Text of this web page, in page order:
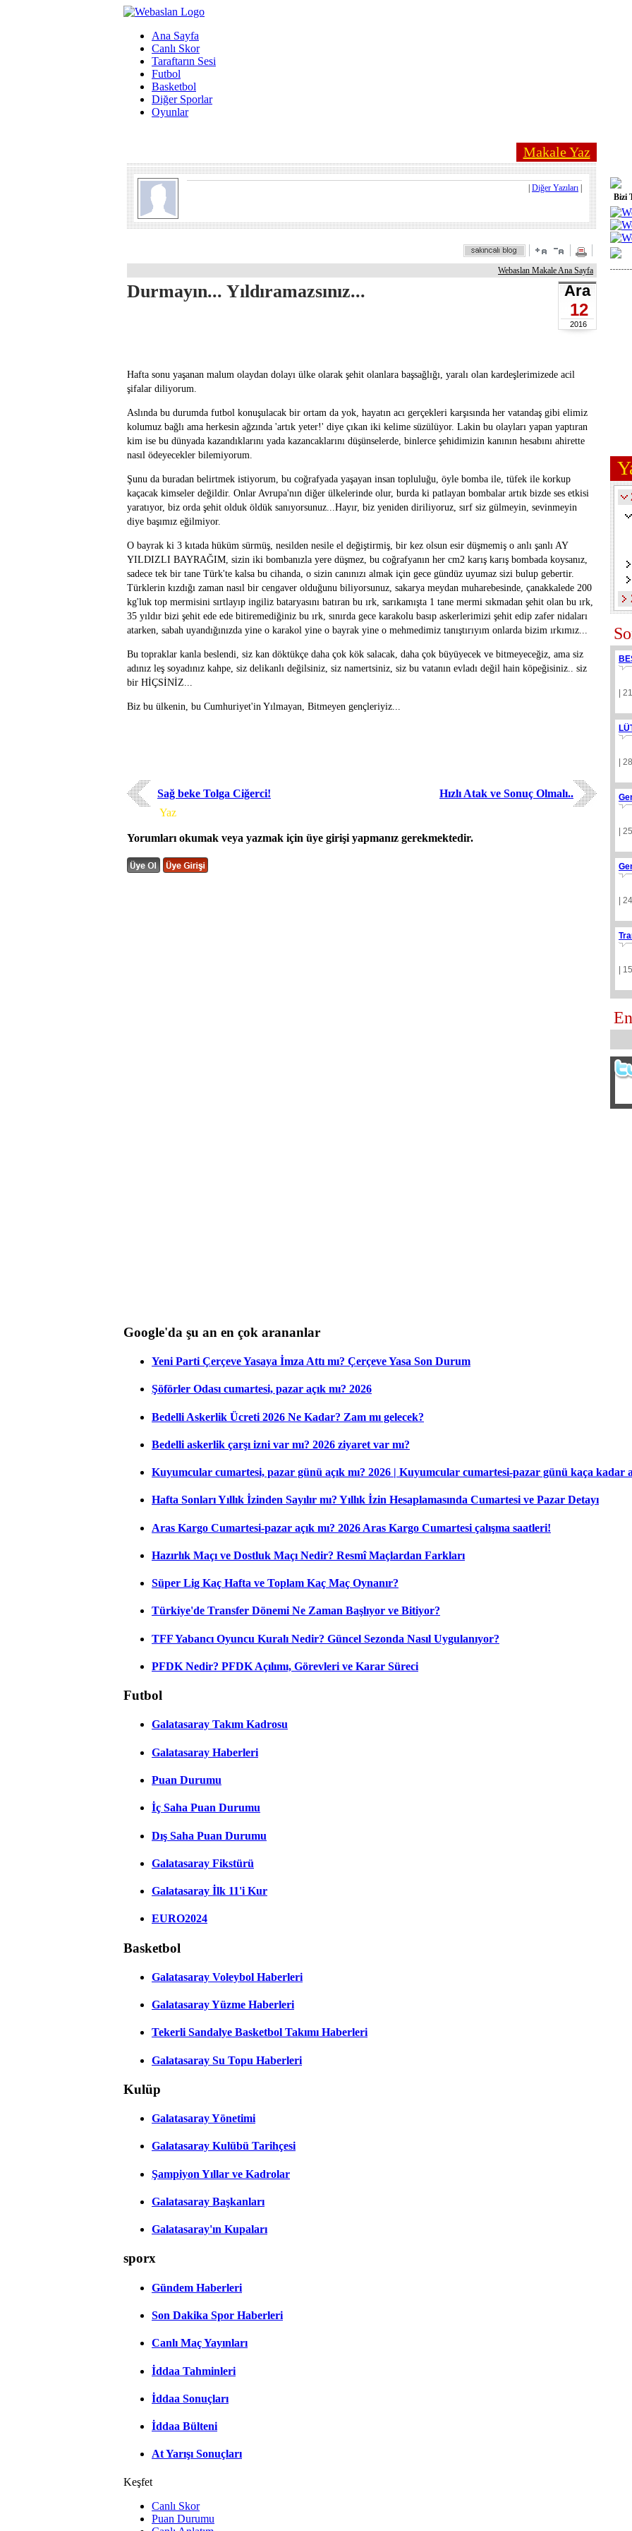
Ana Sayfa
Canlı Skor
Taraftarın Sesi
Futbol
Basketbol
Diğer Sporlar
Oyunlar
Makale Yaz
Diğer Yazıları
Webaslan Makale Ana Sayfa
Durmayın... Yıldıramazsınız... Ara
12
2016
Hafta sonu yaşanan malum olaydan dolayı ülke olarak şehit olanlara başsağlığı, yaralı olan kardeşlerimizede acil
şifalar diliyorum.
Aslında bu durumda futbol konuşulacak bir ortam da yok, hayatın acı gerçekleri karşısında her vatandaş gibi elimiz
kolumuz bağlı ama herkesin ağzında 'artık yeter!' diye çıkan iki kelime süzülüyor. Lakin bu olayları yapan yaptıran
kim ise bu dünyada kazandıklarını yada kazancaklarını düşünselerde, binlerce şehidimizin kanının hesabını ahirette
nasıl ödeyecekler bilemiyorum.
Şunu da buradan belirtmek istiyorum, bu coğrafyada yaşayan insan topluluğu, öyle bomba ile, tüfek ile korkup
kaçacak kimseler değildir. Onlar Avrupa'nın diğer ülkelerinde olur, burda ki patlayan bombalar artık bizde ses etkisi
yaratıyor, biz orda şehit olduk öldük sanıyorsunuz...Hayır, biz yeniden diriliyoruz, sırf siz gülmeyin, sevinmeyin
diye başımız eğilmiyor.
O bayrak ki 3 kıtada hüküm sürmüş, nesilden nesile el değiştirmiş, bir kez olsun esir düşmemiş o anlı şanlı AY
YILDIZLI BAYRAĞIM, sizin iki bombanızla yere düşmez, bu coğrafyanın her cm2 karış karış bombada koysanız,
sadece tek bir tane Türk'te kalsa bu cihanda, o sizin canınızı almak için gece gündüz uyumaz sizi bulup gebertir.
Türklerin kızdığı zaman nasıl bir cengaver olduğunu biliyorsunuz, sakarya meydan muharebesinde, çanakkalede 200
kg'luk top mermisini sırtlayıp ingiliz bataryasını batıran bu ırk, sarıkamışta 1 tane mermi sıkmadan şehit olan bu ırk,
35 yıldır bizi şehit ede ede bitiremediğiniz bu ırk, sınırda gece karakolu basıp askerlerimizi şehit edip zafer nidaları
atarken, sabah uyandığınızda yine o karakol yine o bayrak yine o mehmedimiz tanıştırıyım onlarda bizim ırkımız...
Bu topraklar kanla beslendi, siz kan döktükçe daha çok kök salacak, daha çok büyüyecek ve bitmeyeceğiz, ama siz
adınız leş soyadınız kahpe, siz delikanlı değilsiniz, siz namertsiniz, siz bu vatanın evladı değil hain köpeğisiniz.. siz
bir HİÇSİNİZ...
Biz bu ülkenin, bu Cumhuriyet'in Yılmayan, Bitmeyen gençleriyiz...
Sağ beke Tolga Ciğerci!
Hızlı Atak ve Sonuç Olmalı..
Yaz
Yorumları okumak veya yazmak için üye girişi yapmanız gerekmektedir.
Bizi
|
|
|
|
|
Google'da şu an en çok arananlar
Yeni Parti Çerçeve Yasaya İmza Attı mı? Çerçeve Yasa Son Durum
Şöförler Odası cumartesi, pazar açık mı? 2026
Bedelli Askerlik Ücreti 2026 Ne Kadar? Zam mı gelecek?
Bedelli askerlik çarşı izni var mı? 2026 ziyaret var mı?
Kuyumcular cumartesi, pazar günü açık mı? 2026 | Kuyumcular cumartesi-pazar günü kaça kadar
Hafta Sonları Yıllık İzinden Sayılır mı? Yıllık İzin Hesaplamasında Cumartesi ve Pazar Detayı
Aras Kargo Cumartesi-pazar açık mı? 2026 Aras Kargo Cumartesi çalışma saatleri!
Hazırlık Maçı ve Dostluk Maçı Nedir? Resmî Maçlardan Farkları
Süper Lig Kaç Hafta ve Toplam Kaç Maç Oynanır?
Türkiye'de Transfer Dönemi Ne Zaman Başlıyor ve Bitiyor?
TFF Yabancı Oyuncu Kuralı Nedir? Güncel Sezonda Nasıl Uygulanıyor?
PFDK Nedir? PFDK Açılımı, Görevleri ve Karar Süreci
Futbol
Galatasaray Takım Kadrosu
Galatasaray Haberleri
Puan Durumu
İç Saha Puan Durumu
Dış Saha Puan Durumu
Galatasaray Fikstürü
Galatasaray İlk 11'i Kur
EURO2024
Basketbol
Galatasaray Voleybol Haberleri
Galatasaray Yüzme Haberleri
Tekerli Sandalye Basketbol Takımı Haberleri
Galatasaray Su Topu Haberleri
Kulüp
Galatasaray Yönetimi
Galatasaray Kulübü Tarihçesi
Şampiyon Yıllar ve Kadrolar
Galatasaray Başkanları
Galatasaray'ın Kupaları
sporx
Gündem Haberleri
Son Dakika Spor Haberleri
Canlı Maç Yayınları
İddaa Tahminleri
İddaa Sonuçları
İddaa Bülteni
At Yarışı Sonuçları
Keşfet
Canlı Skor
Puan Durumu